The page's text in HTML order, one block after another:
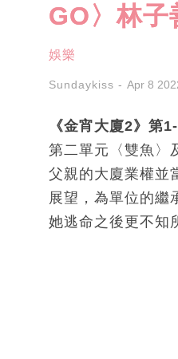
GO〉林子
娛樂
Sundaykiss Apr 8
《金宵大廈2》第
第二單元〈雙魚〉
父親的大廈業權並
展望，為單位的繼
她逃命之後更不